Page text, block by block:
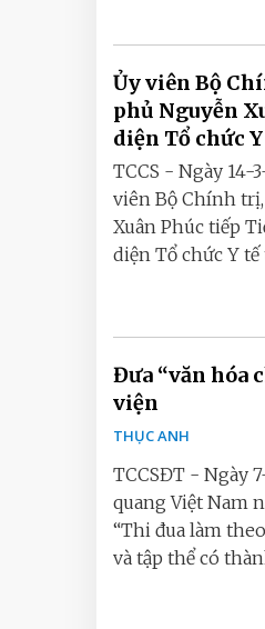
Ủy viên Bộ
phủ Nguyễn
diện Tổ chức
TCCS - Ngày 14-
viên Bộ Chính
Xuân Phúc tiếp
diện Tổ chức Y
Đưa “văn hóa
viện
THỤC ANH
TCCSĐT - Ngày
quang Việt Nam
“Thi đua làm
và tập thể có